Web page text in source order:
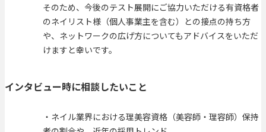
そのため、今後のテスト展開にご協力いただける有資格者
のネイリスト様（個人事業主を含む）との接点の持ち方
や、ネットワークの広げ方についてもアドバイスをいただ
けますと幸いです。
インタビュー時に相談したいこと
・ネイル業界における理美容資格（美容師・理容師）保持